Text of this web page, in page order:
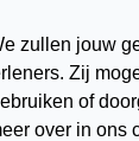
zullen jouw
Zij
of
over in ons